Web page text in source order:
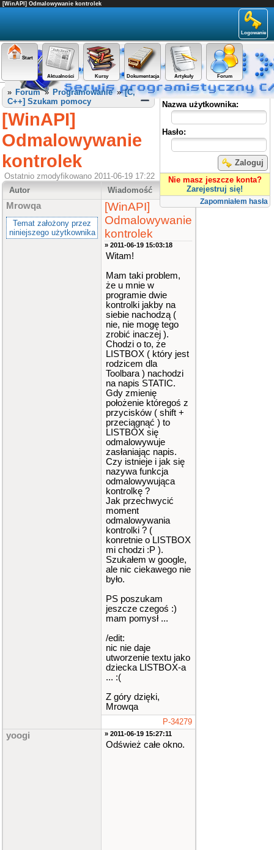
[WinAPI] Odmalowywanie kontrolek
Logowanie
Start
Aktualności Kursy Dokumentacja Artykuły Forum
Panel użytkownika
Nazwa użytkownika:
Hasło:
Zaloguj
Nie masz jeszcze konta?
Zarejestruj się!
Zapomniałem hasła
» Forum» Programowanie»[C,
C++] Szukam pomocy
[WinAPI]
Odmalowywanie
kontrolek
Ostatnio zmodyfikowano 2011-06-19 17:22
Autor
Wiadomość
Mrowqa
Temat założony przez
niniejszego użytkownika
[WinAPI]
Odmalowywanie
kontrolek
» 2011-06-19 15:03:18
Witam!
Mam taki problem,
że u mnie w
programie dwie
kontrolki jakby na
siebie nachodzą (
nie, nie mogę tego
zrobić inaczej ).
Chodzi o to, że
LISTBOX ( który jest
rodzicem dla
Toolbara ) nachodzi
na napis STATIC.
Gdy zmienię
położenie któregoś z
przycisków ( shift +
przeciągnąć ) to
LISTBOX się
odmalowywuje
zasłaniając napis.
Czy istnieje i jak się
nazywa funkcja
odmalowywująca
kontrolkę ?
Jak przechwycić
moment
odmalowywania
kontrolki ? (
konretnie o LISTBOX
mi chodzi :P ).
Szukałem w google,
ale nic ciekawego nie
było.
PS poszukam
jeszcze czegoś :)
mam pomysł ...
/edit:
nic nie daje
utworzenie textu jako
dziecka LISTBOX-a
... :(
Z góry dzięki,
Mrowqa
P-34279
yoogi » 2011-06-19 15:27:11
Odśwież całe okno.